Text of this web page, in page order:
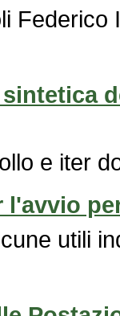
e iter
l'avvio
utili